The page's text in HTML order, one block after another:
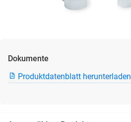
Dokumente
Produktdatenblatt herunterladen